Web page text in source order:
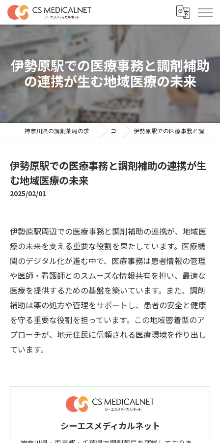
伊勢原駅での医療事務と調剤補助
の連携が生む地域医療の未来
神奈川県の調剤薬局の求人ならシーエスメディカルネット コラム 伊勢原駅での医療事務と調剤補助の連携が生む地域医療の未来
伊勢原駅での医療事務と調剤補助の連携が生
む地域医療の未来
2025/02/01
伊勢原駅周辺での医療事務と調剤補助の連携が、地域医
療の未来を支える重要な役割を果たしています。医療機
関のデジタル化が進む中で、医療事務は患者情報の管理
や医師・看護師とのスムーズな情報共有を担い、最適な
医療を提供するための基盤を築いています。また、調剤
補助は薬の処方や管理をサポートし、患者の安全と健康
を守る重要な役割を担っています。この地域密着型のア
プローチが、地元住民に信頼される医療環境を作り出し
ています。
シーエスメディカルネット